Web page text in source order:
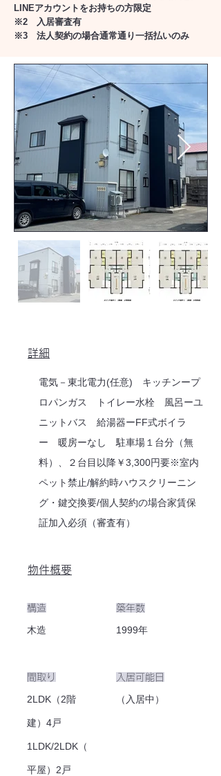
LINEアカウントをお持ちの方限定
※2 入居審査有
※3 法人契約の場合通常通り一括払いのみ
詳細
電気－東北電力(任意) キッチンープ
ロパンガス トイレー水栓 風呂ーユ
ニットバス 給湯器ーFF式ボイラ
ー 暖房ーなし 駐車場１台分（無
料）、２台目以降￥3,300円要※室内
ペット禁止/解約時ハウスクリーニン
グ・鍵交換要/個人契約の場合家賃保
証加入必須（審査有）
物件概要
​構造
木造
築年数
1999年
間取り
2LDK（2階
建）4戸
1LDK/2LDK（
平屋）2戸
入居可能日
（入居中）